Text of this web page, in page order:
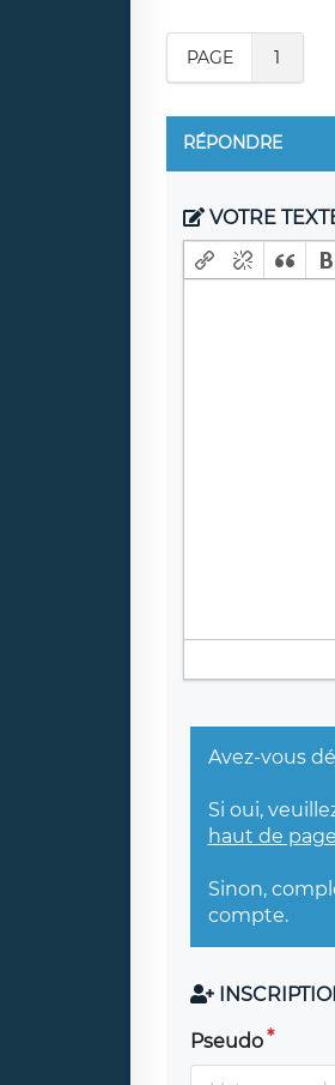
PAGE 1
RÉPONDRE
VOTRE
Avez-vous
Si oui,
haut de page
Sinon,
compte.
Pseudo